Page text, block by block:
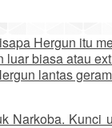
Hergun itu
luar biasa atau
lantas
Narkoba. Kunci